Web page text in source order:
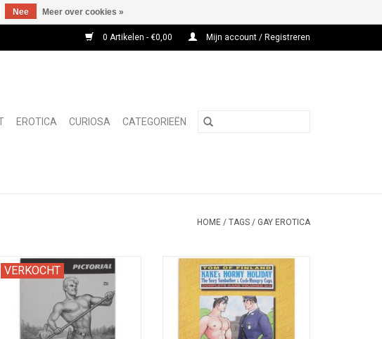
0 Artikelen - €0,00 Mijn account / Registreren
EROTICA CURIOSA CATEGORIEËN
HOME / TAGS / GAY EROTICA
VERKOCHT
Het debuut van Tom of Finland in
het jaren '50 'muscle magazine'
van Bob Mizer. Facsimile reprint?
Reprint van Kake 2 en 3: The Sexy
Sunbather & Cock-Hungry Cops.
TOEVOEGEN AAN WINKELWAGEN
Nee Meer over cookies »